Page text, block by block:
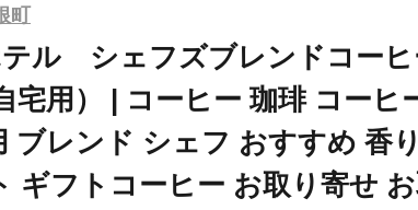
ル シェフズブレンドコーヒ
宅用） | コーヒー 珈琲 コーヒ
ブレンド シェフ おすすめ 香
ギフトコーヒー お取り寄せ